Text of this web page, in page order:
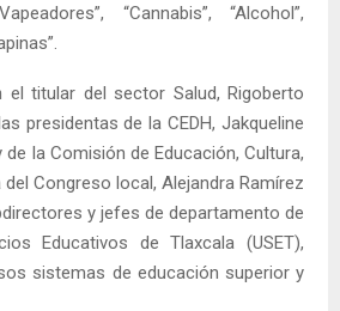
“Cannabis”, “Alcohol”,
el titular del sector Salud, Rigoberto
presidentas de la CEDH, Jakqueline
la Comisión de Educación, Cultura,
Congreso local, Alejandra Ramírez
y jefes de departamento de
Educativos de Tlaxcala (USET),
sistemas de educación superior y